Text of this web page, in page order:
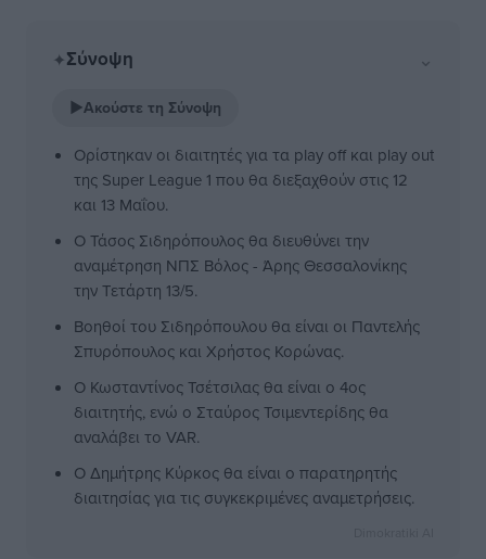
✦Σύνοψη ⌄
▶Ακούστε τη Σύνοψη
Ορίστηκαν οι διαιτητές για τα play off και play out
της Super League 1 που θα διεξαχθούν στις 12
και 13 Μαΐου.
Ο Τάσος Σιδηρόπουλος θα διευθύνει την
αναμέτρηση ΝΠΣ Βόλος - Άρης Θεσσαλονίκης
την Τετάρτη 13/5.
Βοηθοί του Σιδηρόπουλου θα είναι οι Παντελής
Σπυρόπουλος και Χρήστος Κορώνας.
Ο Κωσταντίνος Τσέτσιλας θα είναι ο 4ος
διαιτητής, ενώ ο Σταύρος Τσιμεντερίδης θα
αναλάβει το VAR.
Ο Δημήτρης Κύρκος θα είναι ο παρατηρητής
διαιτησίας για τις συγκεκριμένες αναμετρήσεις.